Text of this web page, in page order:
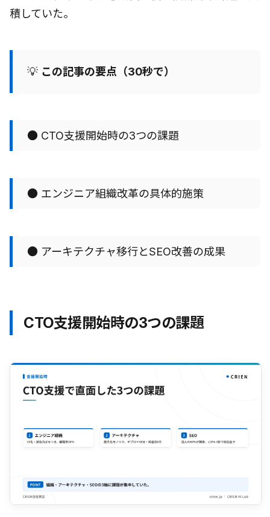
積していた。
💡 この記事の要点（30秒で）
● CTO支援開始時の3つの課題
● エンジニア組織改革の具体的施策
● アーキテクチャ移行とSEO改善の成果
CTO支援開始時の3つの課題